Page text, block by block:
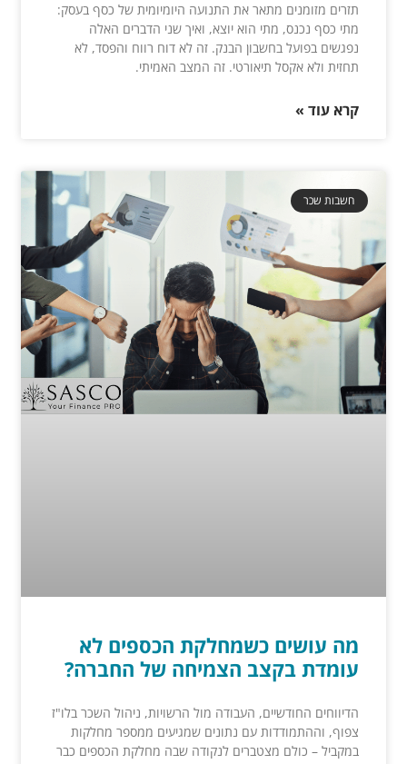
תזרים מזומנים מתאר את התנועה היומיומית של כסף בעסק:
מתי כסף נכנס, מתי הוא יוצא, ואיך שני הדברים האלה
נפגשים בפועל בחשבון הבנק. זה לא דוח רווח והפסד, לא
תחזית ולא אקסל תיאורטי. זה המצב האמיתי.
קרא עוד »
חשבות שכר
מה עושים כשמחלקת הכספים לא
עומדת בקצב הצמיחה של החברה?
הדיווחים החודשיים, העבודה מול הרשויות, ניהול השכר בלו"ז
צפוף, וההתמודדות עם נתונים שמגיעים ממספר מחלקות
במקביל – כולם מצטברים לנקודה שבה מחלקת הכספים כבר